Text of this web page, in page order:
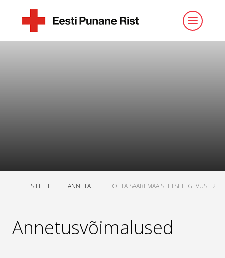
ESILEHT ANNETA TOETA SAAREMAA SELTSI TEGEVUST 2
Annetusvõimalused